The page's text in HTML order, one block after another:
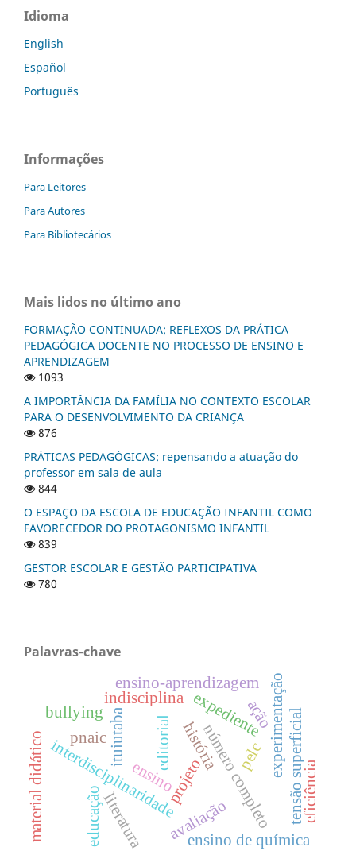
Idioma
English
Español
Português
Informações
Para Leitores
Para Autores
Para Bibliotecários
Mais lidos no último ano
FORMAÇÃO CONTINUADA: REFLEXOS DA PRÁTICA
PEDAGÓGICA DOCENTE NO PROCESSO DE ENSINO E
APRENDIZAGEM
1093
A IMPORTÂNCIA DA FAMÍLIA NO CONTEXTO ESCOLAR
PARA O DESENVOLVIMENTO DA CRIANÇA
876
PRÁTICAS PEDAGÓGICAS: repensando a atuação do
professor em sala de aula
844
O ESPAÇO DA ESCOLA DE EDUCAÇÃO INFANTIL COMO
FAVORECEDOR DO PROTAGONISMO INFANTIL
839
GESTOR ESCOLAR E GESTÃO PARTICIPATIVA
780
Palavras-chave
número completo
editorial
expediente
ensino
interdisciplinaridadehistória
literatura
projeto pelc
ituiutaba
educação
indisciplina
pnaic
ensino de química
material didático
experimentaçãotensão superficial
avaliação eficiência
ensino-aprendizagem
bullying
ação